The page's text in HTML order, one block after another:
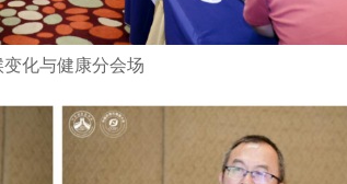
变化与健康分会场